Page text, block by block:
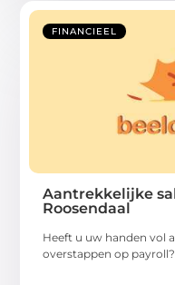
FINANCIEEL
Aantrekkelijke
Roosendaal
Heeft u uw handen vol
overstappen op payroll?